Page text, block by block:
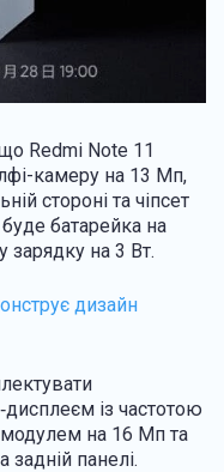
Redmi Note 11
камеру на 13 Мп,
стороні та чіпсет
батарейка на
на 3 Вт.
дизайн
із частотою
на 16 Мп та
панелі.